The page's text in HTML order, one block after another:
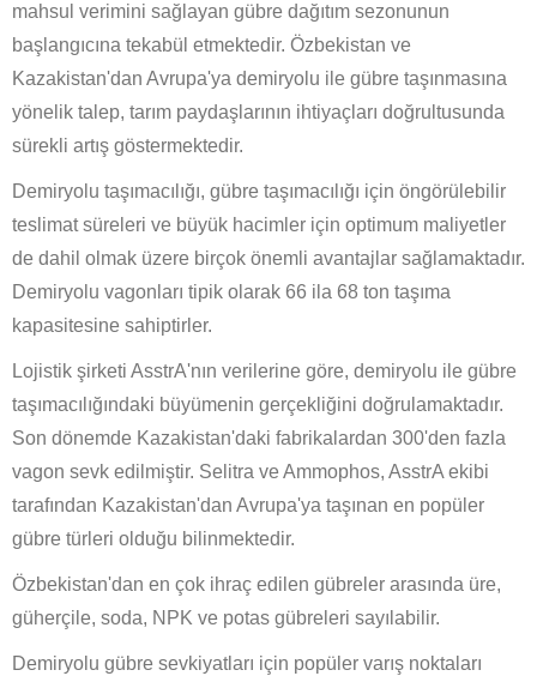
mahsul verimini sağlayan gübre dağıtım sezonunun
başlangıcına tekabül etmektedir. Özbekistan ve
Kazakistan'dan Avrupa'ya demiryolu ile gübre taşınmasına
yönelik talep, tarım paydaşlarının ihtiyaçları doğrultusunda
sürekli artış göstermektedir.
Demiryolu taşımacılığı, gübre taşımacılığı için öngörülebilir
teslimat süreleri ve büyük hacimler için optimum maliyetler
de dahil olmak üzere birçok önemli avantajlar sağlamaktadır.
Demiryolu vagonları tipik olarak 66 ila 68 ton taşıma
kapasitesine sahiptirler.
Lojistik şirketi AsstrA'nın verilerine göre, demiryolu ile gübre
taşımacılığındaki büyümenin gerçekliğini doğrulamaktadır.
Son dönemde Kazakistan'daki fabrikalardan 300'den fazla
vagon sevk edilmiştir. Selitra ve Ammophos, AsstrA ekibi
tarafından Kazakistan'dan Avrupa'ya taşınan en popüler
gübre türleri olduğu bilinmektedir.
Özbekistan'dan en çok ihraç edilen gübreler arasında üre,
güherçile, soda, NPK ve potas gübreleri sayılabilir.
Demiryolu gübre sevkiyatları için popüler varış noktaları